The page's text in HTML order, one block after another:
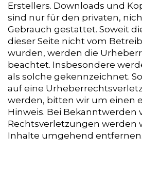
Erstellers. Downloads und
sind nur für den privaten,
Gebrauch gestattet. Soweit
dieser Seite nicht vom
wurden, werden die
beachtet. Insbesondere
als solche gekennzeichnet.
auf eine
werden, bitten wir um einen
Hinweis. Bei Bekanntwerden
Rechtsverletzungen werden
Inhalte umgehend entfernen.